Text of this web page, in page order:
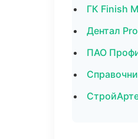
ГК Finish
Дентал
ПАО